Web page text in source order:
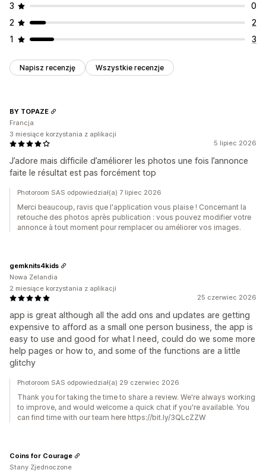
3
0
2
2
1
3
Napisz recenzję Wszystkie recenzje
5 lipiec 2026
J’adore mais difficile d’améliorer les photos une fois l’annonce
faite le résultat est pas forcément top
BY TOPAZE
Francja
3 miesiące korzystania z aplikacji
Photoroom SAS odpowiedział(a) 7 lipiec 2026
Merci beaucoup, ravis que l'application vous plaise ! Concernant la
retouche des photos après publication : vous pouvez modifier votre
annonce à tout moment pour remplacer ou améliorer vos images.
25 czerwiec 2026
app is great although all the add ons and updates are getting
expensive to afford as a small one person business, the app is
easy to use and good for what I need, could do we some more
help pages or how to, and some of the functions are a little
glitchy
gemknits4kids
Nowa Zelandia
2 miesiące korzystania z aplikacji
Photoroom SAS odpowiedział(a) 29 czerwiec 2026
Thank you for taking the time to share a review. We're always working
to improve, and would welcome a quick chat if you're available. You
can find time with our team here https://bit.ly/3QLcZZW
Coins for Courage
Stany Zjednoczone